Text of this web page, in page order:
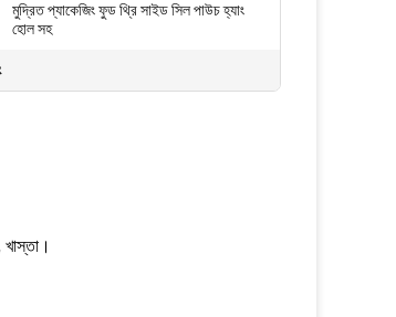
মুদ্রিত প্যাকেজিং ফুড থ্রি সাইড সিল পাউচ হ্যাং
হোল সহ
খাস্তা।